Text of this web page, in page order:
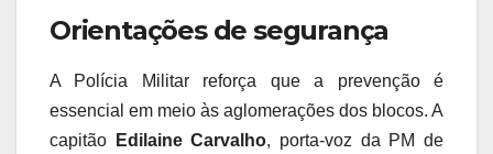
Orientações de segurança
A Polícia Militar reforça que a prevenção é
essencial em meio às aglomerações dos blocos. A
capitão
Edilaine Carvalho, porta-voz da PM de